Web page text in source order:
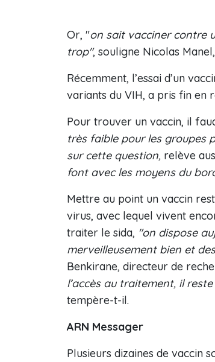
Or, "on sait vacciner contre
trop", souligne Nicolas
Récemment, l’essai d’un
variants du VIH, a pris fin en
Pour trouver un vaccin, il
très faible pour les groupes
sur cette question, relève
font avec les moyens du
Mettre au point un vaccin
virus, avec lequel vivent
traiter le sida, "on dispose
merveilleusement bien et
Benkirane, directeur de
l’accès au traitement, il
tempère-t-il.
ARN Messager
Plusieurs dizaines de vaccin